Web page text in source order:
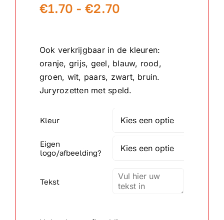
Kampioensschalen
Rozetten
Wandborden
Crystal/glas
Gepersonaliseerde artikelen
€1.70 - €2.70
€2.70
Ook verkrijgbaar in de kleuren:
oranje, grijs, geel, blauw, rood,
groen, wit, paars, zwart, bruin.
Juryrozetten met speld.
Kleur 
Eigen
logo/afbeelding?

Tekst